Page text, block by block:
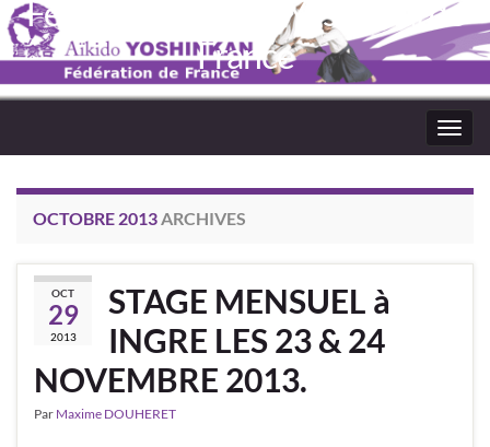
Fédération Aïkido Yoshinkaï de
France
OCTOBRE 2013ARCHIVES
OCT
29
2013
STAGE MENSUEL à
INGRE LES 23 & 24
NOVEMBRE 2013.
Par Maxime DOUHERET